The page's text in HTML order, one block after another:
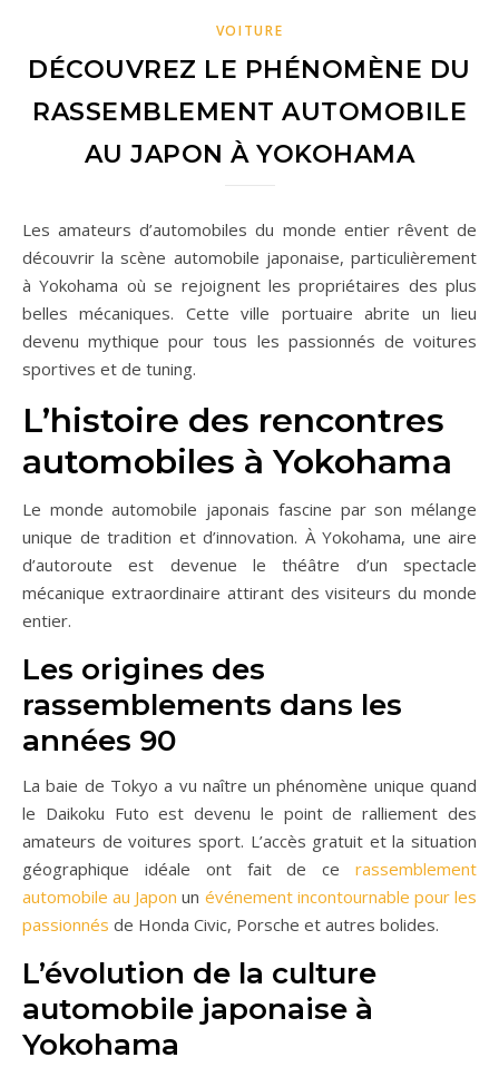
VOITURE
DÉCOUVREZ LE PHÉNOMÈNE DU
RASSEMBLEMENT AUTOMOBILE
AU JAPON À YOKOHAMA
Les amateurs d’automobiles du monde entier rêvent de
découvrir la scène automobile japonaise, particulièrement
à Yokohama où se rejoignent les propriétaires des plus
belles mécaniques. Cette ville portuaire abrite un lieu
devenu mythique pour tous les passionnés de voitures
sportives et de tuning.
L’histoire des rencontres
automobiles à Yokohama
Le monde automobile japonais fascine par son mélange
unique de tradition et d’innovation. À Yokohama, une aire
d’autoroute est devenue le théâtre d’un spectacle
mécanique extraordinaire attirant des visiteurs du monde
entier.
Les origines des
rassemblements dans les
années 90
La baie de Tokyo a vu naître un phénomène unique quand
le Daikoku Futo est devenu le point de ralliement des
amateurs de voitures sport. L’accès gratuit et la situation
géographique idéale ont fait de ce rassemblement
automobile au Japon un événement incontournable pour les
passionnés de Honda Civic, Porsche et autres bolides.
L’évolution de la culture
automobile japonaise à
Yokohama